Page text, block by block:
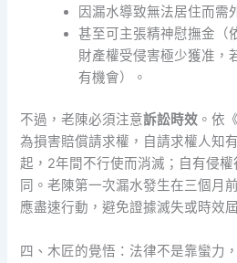
因漏水導致無法居住而需
甚至可主張精神慰撫金（
財產權受侵害極少獲准，
有機會）。
不過，老陳必須注意訴訟時效 。依
為損害賠償請求權，自請求權人知
起，2年間不行使而消滅；自有侵
同。老陳第一次漏水發生在三個月
應盡速行動，避免證據滅失或時效
四、木匠的覺悟：法律不是靠蠻力